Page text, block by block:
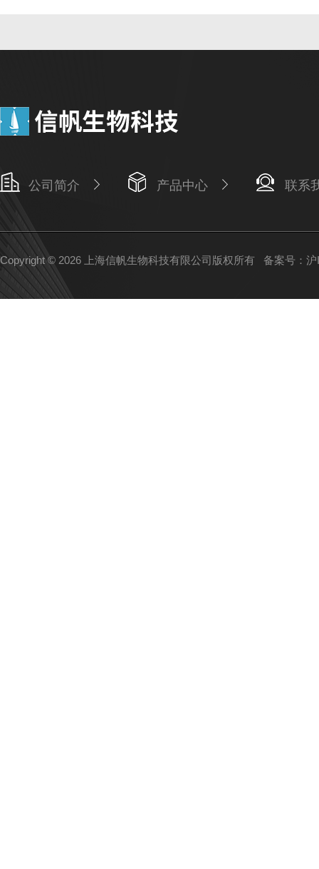
公司简介 产品中心 联系
Copyright © 2026 上海信帆生物科技有限公司版权所有 备案号：